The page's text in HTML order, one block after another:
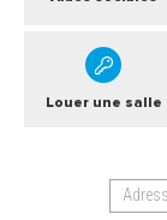
Louer une salle